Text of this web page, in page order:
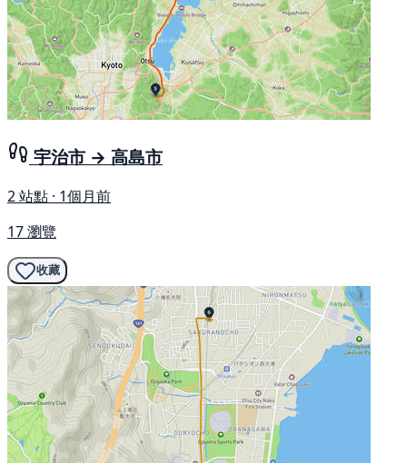
宇治市 → 高島市
2 站點 · 1個月前
17 瀏覽
收藏